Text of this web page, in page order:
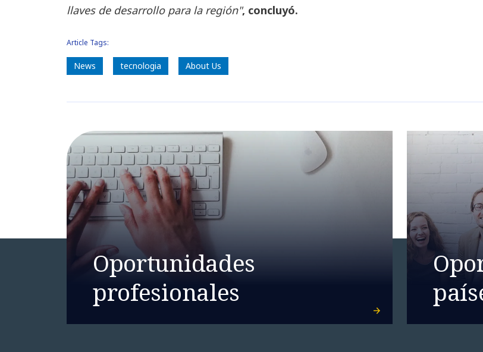
llaves de desarrollo para la región", concluyó.
Article Tags:
News tecnologia About Us
Oportunidades
profesionales